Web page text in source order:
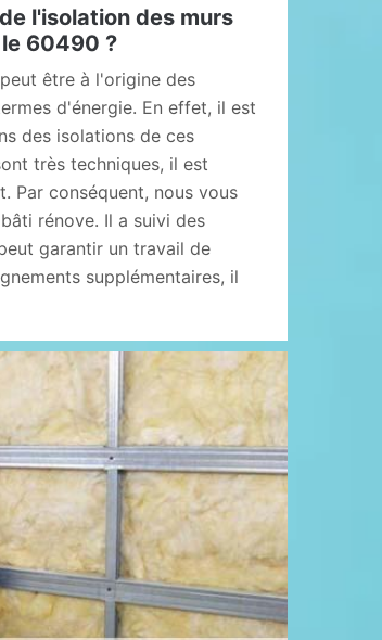
l'isolation des murs
60490 ?
être à l'origine des
d'énergie. En effet, il est
des isolations de ces
très techniques, il est
Par conséquent, nous vous
rénove. Il a suivi des
garantir un travail de
supplémentaires, il